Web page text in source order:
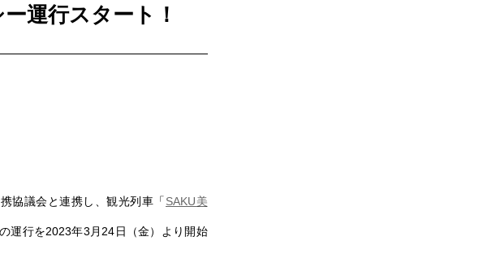
運行スタート！
協議会と連携し、観光列車「 SAKU美
運行を2023年3月24日（金）より開始